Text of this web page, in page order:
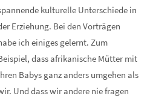
kulturelle Unterschiede in
Erziehung. Bei den Vorträgen
ich einiges gelernt. Zum
dass afrikanische Mütter mit
Babys ganz anders umgehen als
Und dass wir andere nie fragen